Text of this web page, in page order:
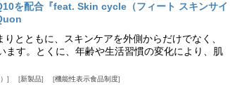
を配合『feat. Skin cycle（フィート スキンサイ
とともに、スキンケアを外側からだけでなく、
す。とくに、年齢や生活習慣の変化により、肌
新製品 機能性表示食品制度